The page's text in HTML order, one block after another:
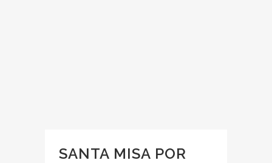
SANTA MISA POR